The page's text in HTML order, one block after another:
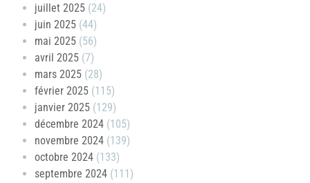
juillet 2025 (24)
juin 2025 (44)
mai 2025 (56)
avril 2025 (7)
mars 2025 (28)
février 2025 (115)
janvier 2025 (129)
décembre 2024 (105)
novembre 2024 (139)
octobre 2024 (133)
septembre 2024 (111)